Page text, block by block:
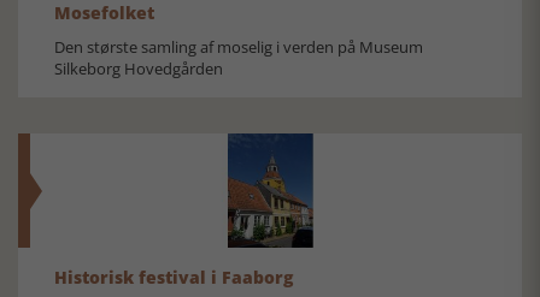
Mosefolket
Den største samling af moselig i verden på Museum
Silkeborg Hovedgården
Historisk festival i Faaborg